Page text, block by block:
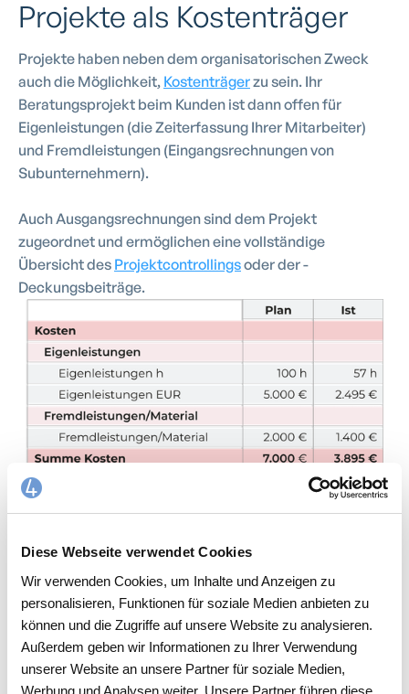
Diese Webseite verwendet Cookies
Wir verwenden Cookies, um Inhalte und Anzeigen zu
personalisieren, Funktionen für soziale Medien anbieten zu
können und die Zugriffe auf unsere Website zu analysieren.
Außerdem geben wir Informationen zu Ihrer Verwendung
unserer Website an unsere Partner für soziale Medien,
Werbung und Analysen weiter. Unsere Partner führen diese
Projekte als Kostenträger
Projekte haben neben dem organisatorischen Zweck
auch die Möglichkeit, Kostenträgerzu sein. Ihr
Beratungsprojekt beim Kunden ist dann offen für
Eigenleistungen (die Zeiterfassung Ihrer Mitarbeiter)
und Fremdleistungen (Eingangsrechnungen von
Subunternehmern).
Auch Ausgangsrechnungen sind dem Projekt
zugeordnet und ermöglichen eine vollständige
Übersicht des Projektcontrollingsoder der -
Deckungsbeiträge.
PROJEKTMANAGEMENT / PROJEKTE ALS
ORGANISATIONSEIHEIT